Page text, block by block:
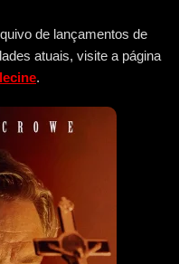
de lançamentos de
atuais, visite a página
.